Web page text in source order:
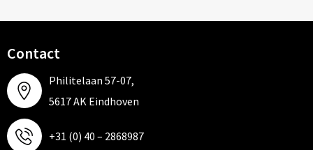
Contact
Philitelaan 57-07,
5617 AK Eindhoven
+31 (0) 40 – 2868987